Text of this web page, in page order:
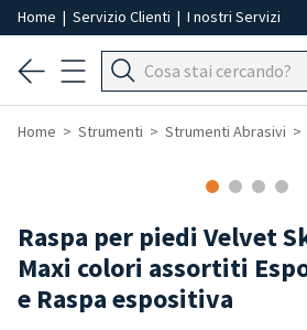
Home | Servizio Clienti | I nostri Servizi
Home Strumenti Strumenti Abrasivi
Raspa per piedi Velvet
Maxi colori assortiti
e Raspa espositiva